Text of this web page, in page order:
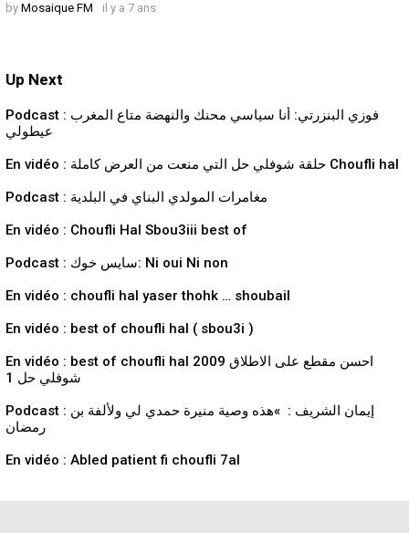
by Mosaique FM il y a 7 ans
Up Next
Podcast : فوزي البنزرتي: أنا سياسي محنك والنهضة متاع المغرب
عيطولي
En vidéo : حلقة شوفلي حل التي منعت من العرض كاملة Choufli hal
Podcast : مغامرات المولدي البناي في البلدية
En vidéo : Choufli Hal Sbou3iii best of
Podcast : سايس خوك: Ni oui Ni non
En vidéo : choufli hal yaser thohk … shoubail
En vidéo : best of choufli hal ( sbou3i )
En vidéo : best of choufli hal 2009 احسن مقطع على الاطلاق
شوفلي حل 1
Podcast : إيمان الشريف : »هذه وصية منيرة حمدي لي ولألفة بن
رمضان
En vidéo : Abled patient fi choufli 7al